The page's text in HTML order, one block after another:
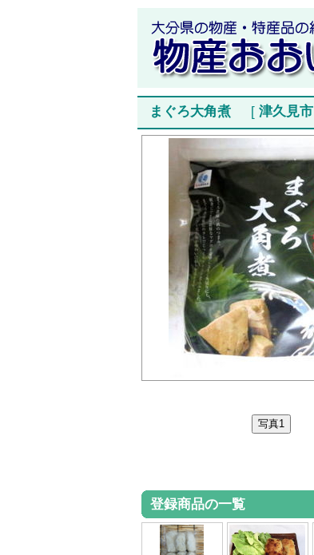
まぐろ大角煮 [ 津久見市
登録商品の一覧